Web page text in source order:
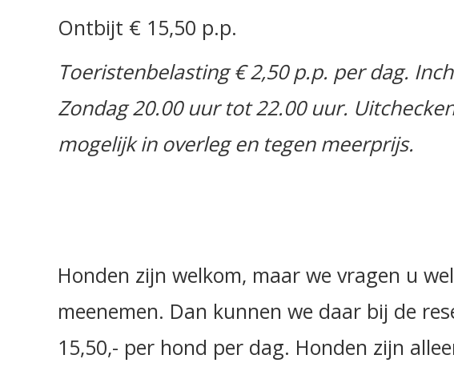
Ontbijt € 15,50 p.p.
Toeristenbelasting € 2,50 p.p. per dag.
Zondag 20.00 uur tot 22.00 uur.
mogelijk in overleg en tegen meerprijs.
Honden zijn welkom, maar we vragen u
meenemen. Dan kunnen we daar bij de
15,50,- per hond per dag. Honden zijn